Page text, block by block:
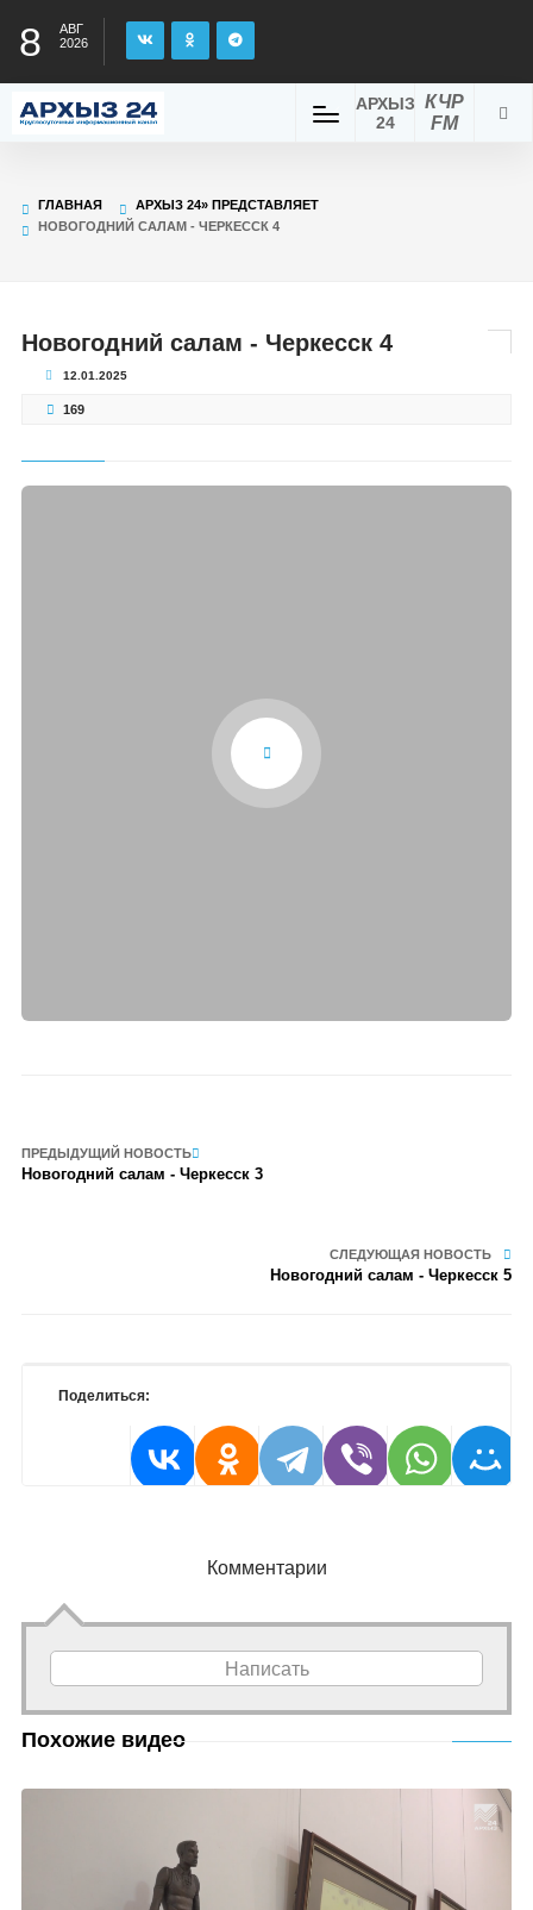
8
АВГ
2026
КЧР
FM
АРХЫЗ
24
ГЛАВНАЯ
АРХЫЗ 24» ПРЕДСТАВЛЯЕТ
НОВОГОДНИЙ САЛАМ - ЧЕРКЕССК 4
Новогодний салам - Черкесск 4
12.01.2025
169
ПРЕДЫДУЩИЙ НОВОСТЬ
Новогодний салам - Черкесск 3
СЛЕДУЮЩАЯ НОВОСТЬ
Новогодний салам - Черкесск 5
Поделиться:
Комментарии
Написать
Похожие видео